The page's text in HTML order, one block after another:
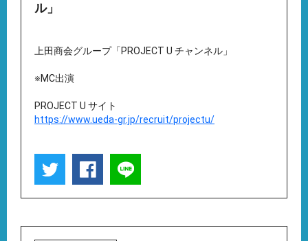
ル」
上田商会グループ「PROJECT U チャンネル」
※MC出演
PROJECT U サイト
https://www.ueda-gr.jp/recruit/projectu/